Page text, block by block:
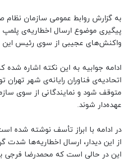
به گزارش روابط عمومی سازمان نظام
واکنش‌های عجیبی از سوی رئیس این
ادامه جوابیه به این نکته اشاره
اتحادیه‌ی فناوران رایانه‌ی شهر
متوقف شود و نمایندگانی از سوی
عهده‌دار شوند.
در ادامه با ابراز تأسف نوشته شده
این در حالی است که محمدرضا فرجی